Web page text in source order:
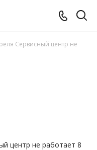
Сервисный центр не
центр не работает 8